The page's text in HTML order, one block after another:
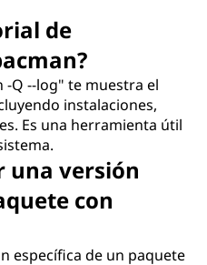
de
-Q --log" te muestra el
instalaciones,
Es una herramienta útil
una versión
con
específica de un paquete